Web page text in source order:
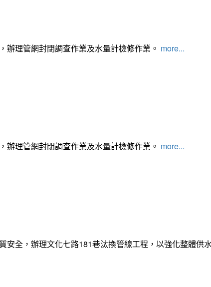
理管網封閉調查作業及水量計檢修作業。 more...
理管網封閉調查作業及水量計檢修作業。 more...
全，辦理文化七路181巷汰換管線工程，以強化整體供